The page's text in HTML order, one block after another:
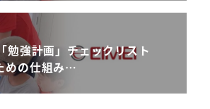
勉強計画」チェックリスト
の仕組み…